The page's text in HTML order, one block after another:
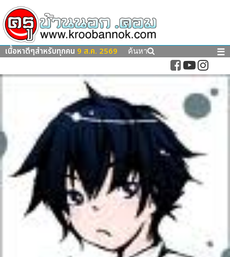
เนื้อหาดีๆสำหรับทุกคน 9 ส.ค. 2569 ค้นหา ☰